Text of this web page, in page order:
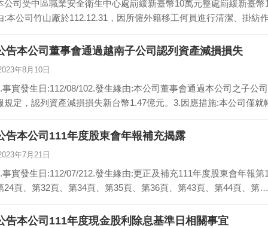
公司受中區職業安全衛生中心處罰緩新臺幣10萬元整處罰緩新臺
:本公司竹山廠於112.12.31，因所僱外籍移工何員進行清潔、掛紡
告本公司董事會通過越南子公司認列資產減損損失
年8月10日
事實發生日:112/08/102.發生緣由:本公司董事會通過本公司之子公
規定，認列資產減損損失新台幣1.47億元。3.因應措施:本公司僅
告本公司111年度股東會年報補充揭露
年7月21日
事實發生日:112/07/212.發生緣由:更正及補充111年度股東會年報
24頁、第32頁、第34頁、第35頁、第36頁、第43頁、第44頁、第
告本公司111年度現金股利除息基準日相關事宜